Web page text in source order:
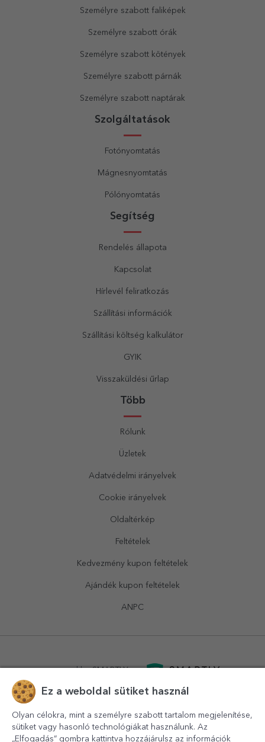
Személyre szabott faliképek
Személyre szabott órák
Személyre szabott kötények
Személyre szabott párnák
Személyre szabott naptárak
Szolgáltatások
Fotónyomtatás
Mágnesnyomtatás
Pólónyomtatás
Segítség
Rendelés állapota
Kapcsolat
Hírlevél feliratkozás
Szállítási információk
Szállítási költség kalkulátor
GYIK
Visszaküldési űrlap
Több
Rólunk
Üzletek
Adatvédelmi irányelvek
Cookie irányelvek
Oldaltérkép
Feltételek
Kedvezmény kupon feltételek
Ajándék kupon feltételek
ANPC
powered bySMARTLY.ro
Ez a weboldal sütiket használ
Olyan célokra, mint a személyre szabott tartalom megjelenítése,
sütiket vagy hasonló technológiákat használunk. Az
„Elfogadás” gombra kattintva hozzájárulsz az információk